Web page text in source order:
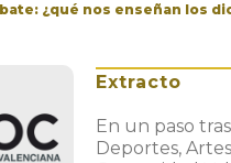
¿qué nos enseñan los
Extracto
En un paso
Deportes,